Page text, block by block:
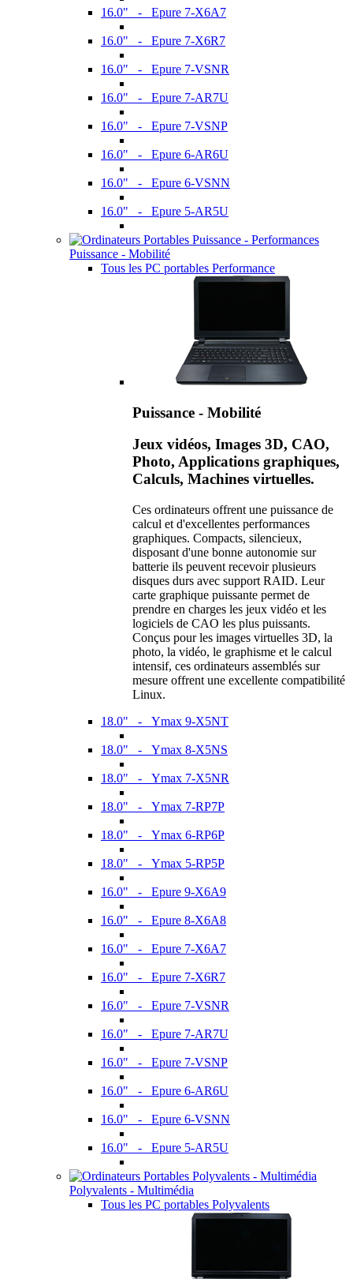
16.0" - Epure 7-X6A7
16.0" - Epure 7-X6R7
16.0" - Epure 7-VSNR
16.0" - Epure 7-AR7U
16.0" - Epure 7-VSNP
16.0" - Epure 6-AR6U
16.0" - Epure 6-VSNN
16.0" - Epure 5-AR5U
Puissance - Mobilité
Tous les PC portables Performance
Puissance - Mobilité
Jeux vidéos, Images 3D, CAO,
Photo, Applications graphiques,
Calculs, Machines virtuelles.
Ces ordinateurs offrent une puissance de
calcul et d'excellentes performances
graphiques. Compacts, silencieux,
disposant d'une bonne autonomie sur
batterie ils peuvent recevoir plusieurs
disques durs avec support RAID. Leur
carte graphique puissante permet de
prendre en charges les jeux vidéo et les
logiciels de CAO les plus puissants.
Conçus pour les images virtuelles 3D, la
photo, la vidéo, le graphisme et le calcul
intensif, ces ordinateurs assemblés sur
mesure offrent une excellente compatibilité
Linux.
18.0" - Ymax 9-X5NT
18.0" - Ymax 8-X5NS
18.0" - Ymax 7-X5NR
18.0" - Ymax 7-RP7P
18.0" - Ymax 6-RP6P
18.0" - Ymax 5-RP5P
16.0" - Epure 9-X6A9
16.0" - Epure 8-X6A8
16.0" - Epure 7-X6A7
16.0" - Epure 7-X6R7
16.0" - Epure 7-VSNR
16.0" - Epure 7-AR7U
16.0" - Epure 7-VSNP
16.0" - Epure 6-AR6U
16.0" - Epure 6-VSNN
16.0" - Epure 5-AR5U
Polyvalents - Multimédia
Tous les PC portables Polyvalents